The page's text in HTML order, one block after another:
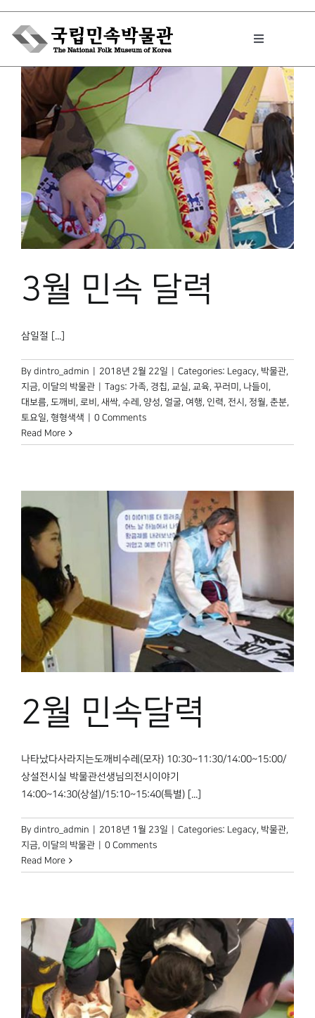
Skip
content
Toggle
박물관에서는
민속이야기
민속 인사이드
3월 민속 달력
삼일절 [...]
By dintro_admin 2018년 2월 22일 Categories: Legacy 박물관,
지금 이달의 박물관 Tags: 가족 경칩 교실 교육 꾸러미 나들이
대보름 도깨비 로비 새싹 수레 양성 얼굴 여행 인력 전시 정월 춘분
토요일 형형색색
0 Comments
Read More
2월 민속달력
나타났다사라지는도깨비수레(모자) 10:30~11:30/14:00~15:00/
상설전시실 박물관선생님의전시이야기
14:00~14:30(상설)/15:10~15:40(특별) [...]
By dintro_admin 2018년 1월 23일 Categories: Legacy, 박물관,
지금, 이달의 박물관
0 Comments
Read More